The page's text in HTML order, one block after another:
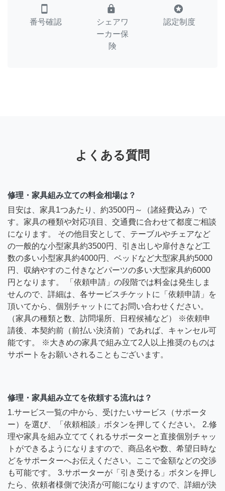
smartphone
番号確認
lock
シェアワ
ーカー保
険
stars
認定制度
よくある質問
修理・家具組み立ての料金相場は？
目安は、家具1つあたり、約3500円～（諸経費込み）で
す。家具の種類や対応項目、交通費に合わせて都度ご相談
になります。 その他目安として、テーブルやチェアなど
の一般的な小型家具約3500円、引き出しや扉付きなど工
数の多い小型家具約4000円、ベッドなど大型家具約5000
円、収納やすのこ付きなどパーツの多い大型家具約6000
円となります。 「依頼申請」の段階では料金は発生しま
せんので、詳細は、各サービスチケットに「依頼申請」を
頂いてから、個別チャットにてお問い合わせください。
（家具の種類と数、訪問場所、日程候補など） ※依頼申
請後、本契約前（前払い決済前）であれば、キャンセル可
能です。 ※大きめの家具で組み立て2人以上推奨のものは
サポートをお願いされることもございます。
修理・家具組み立てを依頼する流れは？
1.サービス一覧の中から、受けたいサービス（サポータ
ー）を選び、「依頼相談」ボタンを押してください。 2.修
理や家具を組み立ててくれるサポーターと直接個別チャッ
トができるようになりますので、商品名や数、希望日時な
どをサポーターへお伝えください。ここで金額などの交渉
も可能です。 3.サポーターが「引き受ける」ボタンを押し
たら、依頼者様側で決済が可能になりますので、詳細が決